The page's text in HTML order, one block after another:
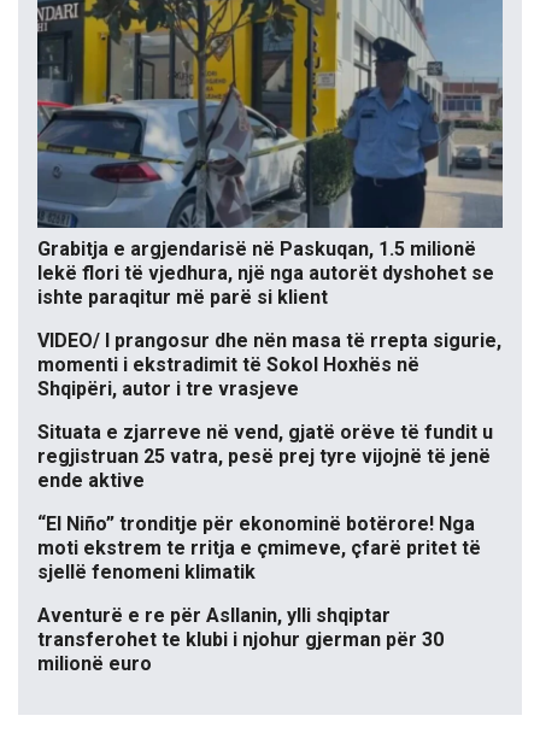
Grabitja e argjendarisë në Paskuqan, 1.5 milionë
lekë flori të vjedhura, një nga autorët dyshohet se
ishte paraqitur më parë si klient
VIDEO/ I prangosur dhe nën masa të rrepta sigurie,
momenti i ekstradimit të Sokol Hoxhës në
Shqipëri, autor i tre vrasjeve
Situata e zjarreve në vend, gjatë orëve të fundit u
regjistruan 25 vatra, pesë prej tyre vijojnë të jenë
ende aktive
“El Niño” tronditje për ekonominë botërore! Nga
moti ekstrem te rritja e çmimeve, çfarë pritet të
sjellë fenomeni klimatik
Aventurë e re për Asllanin, ylli shqiptar
transferohet te klubi i njohur gjerman për 30
milionë euro